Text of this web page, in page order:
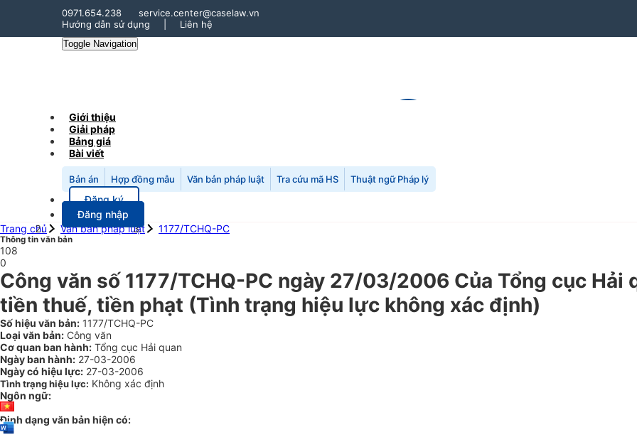
0971.654.238
service.center@caselaw.vn
Hướng dẫn sử dụng
Liên hệ
Toggle Navigation
Giới thiệu
Giải pháp
Bảng giá
Bài viết
Bản án Hợp đồng mẫu Văn bản pháp luật Tra cứu mã HS Thuật ngữ Pháp lý
Đăng ký
Đăng nhập
Trang chủ
Văn bản pháp luật 1177/TCHQ-PC
Thông tin văn bản
108
0
Công văn số 1177/TCHQ-PC ngày 27/03/2006 Của Tổng cục
tiền thuế, tiền phạt (Tình trạng hiệu lực không xác định)
Số hiệu văn bản: 1177/TCHQ-PC
Loại văn bản: Công văn
Cơ quan ban hành: Tổng cục Hải quan
Ngày ban hành: 27-03-2006
Ngày có hiệu lực: 27-03-2006
Tình trạng hiệu lực: Không xác định
Ngôn ngữ:
Định dạng văn bản hiện có: